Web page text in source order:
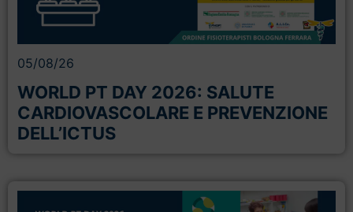
05/08/26
WORLD PT DAY 2026: SALUTE
CARDIOVASCOLARE E PREVENZIONE
DELL’ICTUS